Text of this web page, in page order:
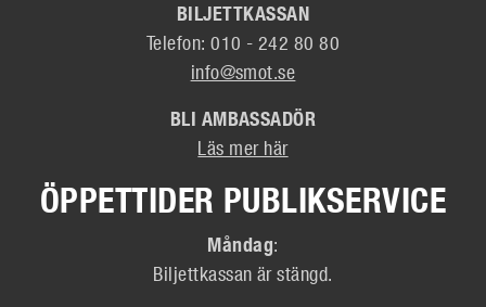
BILJETTKASSAN
Telefon: 010 - 242 80 80
info@smot.se
BLI AMBASSADÖR
Läs mer här
ÖPPETTIDER PUBLIKSERVICE
Måndag:
Biljettkassan är stängd.